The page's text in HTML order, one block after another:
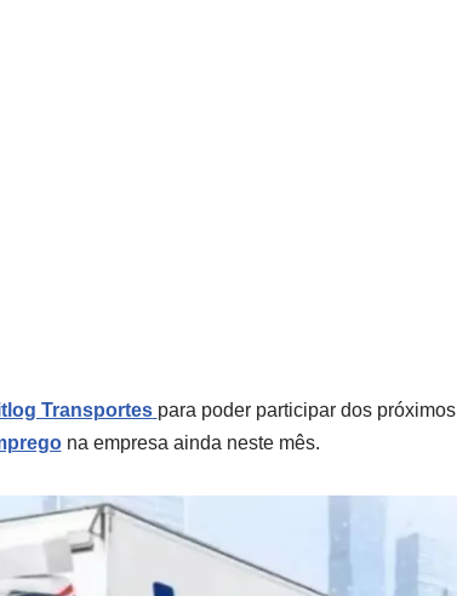
Transportes para poder participar dos próximos
na empresa ainda neste mês.